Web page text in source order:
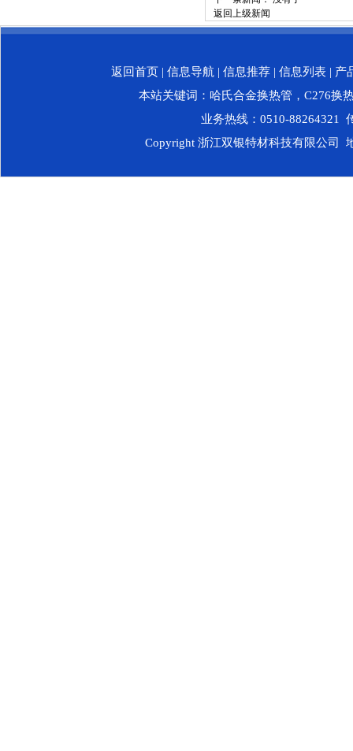
返回上级新闻
返回首页| 信息导航 | 信息推荐| 信息列表| 产
本站关键词： 哈氏合金换热管 ， C276换
业务热线：0510-88264321
Copyright 浙江双银特材科技有限公司